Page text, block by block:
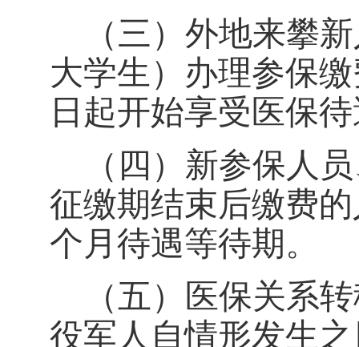
（三）外地来攀
大学生）办理参保
日起开始享受医保
（四）新参保人
征缴期结束后缴费
个月待遇等待期。
（五）医保关系
役军人自情形发生